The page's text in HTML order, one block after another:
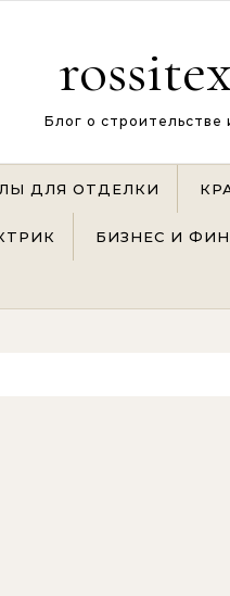
Блог о строительстве
ДЛЯ ОТДЕЛКИ
БИЗНЕС И